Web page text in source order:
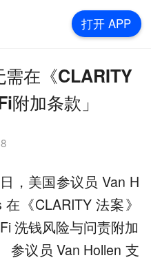
在《CLARITY
加条款」
，美国参议员 Van H
《CLARITY 法案》
洗钱风险与问责附加
参议员 Van Hollen 支
打开 APP